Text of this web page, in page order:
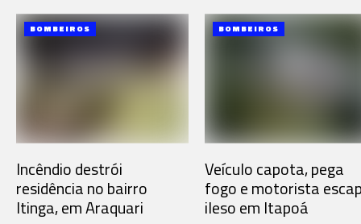
BOMBEIROS
Incêndio destrói
residência no bairro
Itinga, em Araquari
BOMBEIROS
Veículo capota, pega
fogo e motorista
ileso em Itapoá